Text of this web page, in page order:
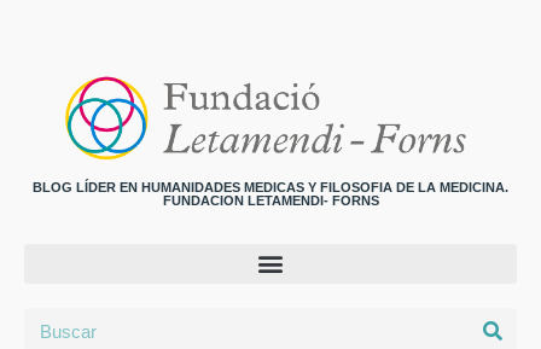
BLOG LÍDER EN HUMANIDADES MEDICAS Y FILOSOFIA DE LA MEDICINA.
FUNDACION LETAMENDI- FORNS